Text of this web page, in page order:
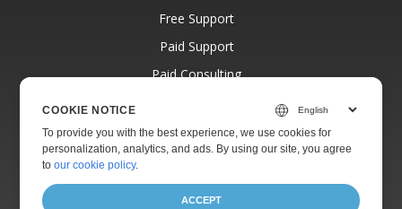
Free Support
Paid Support
Paid Consulting
Websites
About
COOKIE NOTICE
To provide you with the best experience, we use cookies for
personalization, analytics, and ads. By using our site, you agree
toour cookie policy.
ACCEPT